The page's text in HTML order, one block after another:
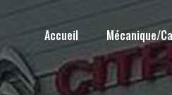
Accueil
Mécanique/